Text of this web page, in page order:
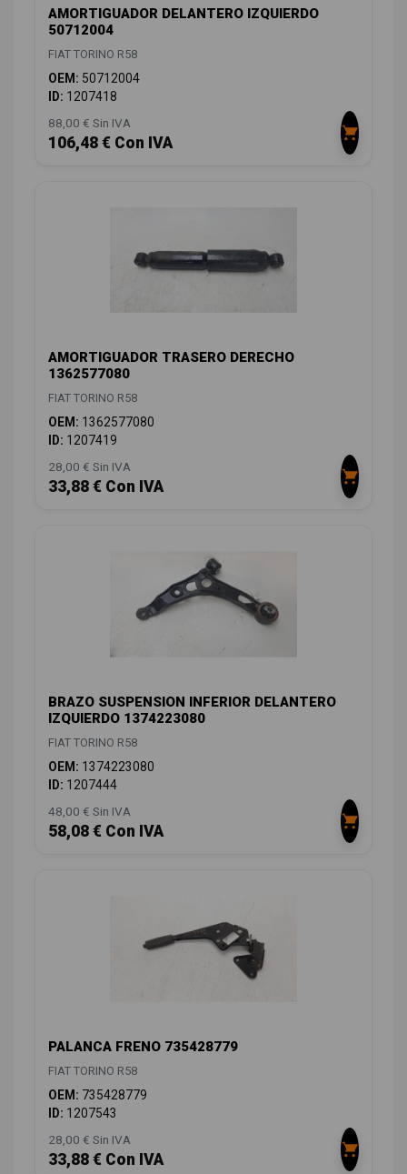
AMORTIGUADOR DELANTERO IZQUIERDO
50712004
FIAT TORINO R58
OEM: 50712004
ID: 1207418
88,00 € Sin IVA
106,48 € Con IVA
AMORTIGUADOR TRASERO DERECHO
1362577080
FIAT TORINO R58
OEM: 1362577080
ID: 1207419
28,00 € Sin IVA
33,88 € Con IVA
BRAZO SUSPENSION INFERIOR DELANTERO
IZQUIERDO 1374223080
FIAT TORINO R58
OEM: 1374223080
ID: 1207444
48,00 € Sin IVA
58,08 € Con IVA
PALANCA FRENO 735428779
FIAT TORINO R58
OEM: 735428779
ID: 1207543
28,00 € Sin IVA
33,88 € Con IVA